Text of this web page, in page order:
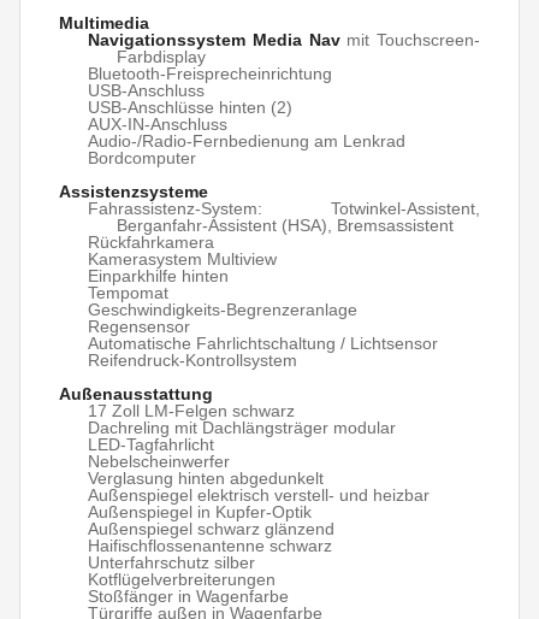
Multimedia
Navigationssystem Media Nav mit Touchscreen-
Farbdisplay
Bluetooth-Freisprecheinrichtung
USB-Anschluss
USB-Anschlüsse hinten (2)
AUX-IN-Anschluss
Audio-/Radio-Fernbedienung am Lenkrad
Bordcomputer
Assistenzsysteme
Fahrassistenz-System: Totwinkel-Assistent,
Berganfahr-Assistent (HSA), Bremsassistent
Rückfahrkamera
Kamerasystem Multiview
Einparkhilfe hinten
Tempomat
Geschwindigkeits-Begrenzeranlage
Regensensor
Automatische Fahrlichtschaltung / Lichtsensor
Reifendruck-Kontrollsystem
Außenausstattung
17 Zoll LM-Felgen schwarz
Dachreling mit Dachlängsträger modular
LED-Tagfahrlicht
Nebelscheinwerfer
Verglasung hinten abgedunkelt
Außenspiegel elektrisch verstell- und heizbar
Außenspiegel in Kupfer-Optik
Außenspiegel schwarz glänzend
Haifischflossenantenne schwarz
Unterfahrschutz silber
Kotflügelverbreiterungen
Stoßfänger in Wagenfarbe
Türgriffe außen in Wagenfarbe